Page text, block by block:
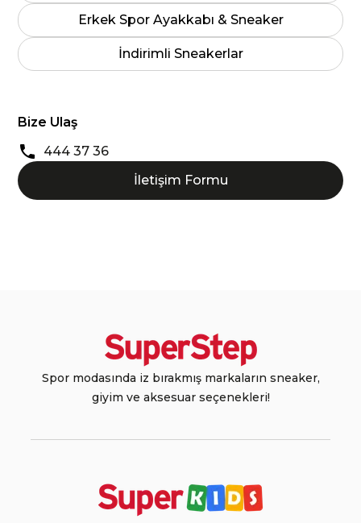
Erkek Spor Ayakkabı & Sneaker
İndirimli Sneakerlar
Bize Ulaş
444 37 36
İletişim Formu
Spor modasında iz bırakmış markaların sneaker,
giyim ve aksesuar seçenekleri!